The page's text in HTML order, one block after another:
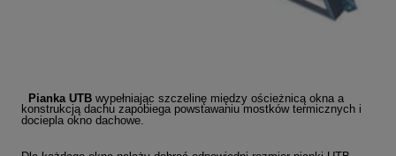
Pianka UTB wypełniając szczelinę między ościeżnicą okna a
konstrukcją dachu zapobiega powstawaniu mostków termicznych i
dociepla okno dachowe.